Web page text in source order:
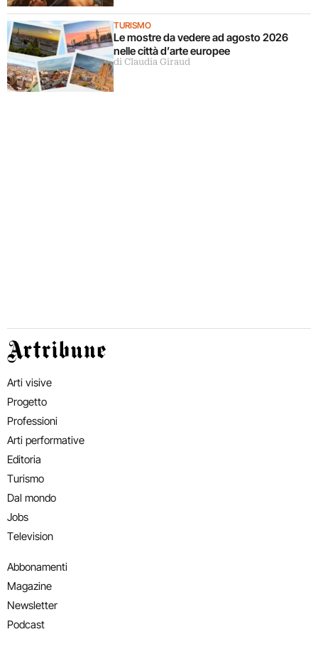
TURISMO
Le mostre da vedere ad agosto 2026
nelle città d’arte europee
di Claudia Giraud
Artribune
Arti visive
Progetto
Professioni
Arti performative
Editoria
Turismo
Dal mondo
Jobs
Television
Abbonamenti
Magazine
Newsletter
Podcast